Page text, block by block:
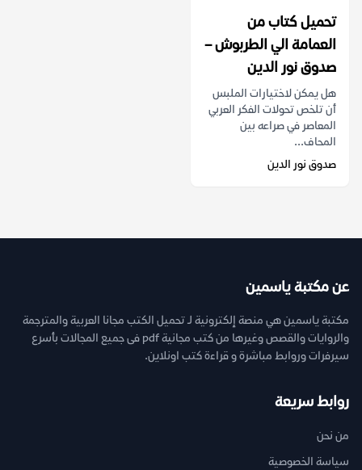
تحميل كتاب من
العمامة الي الطربوش –
صدوق نور الدين
هل يمكن لاختيارات الملبس
أن تلخص تحولات الفكر العربي
المعاصر في صراعه بين
المحاف...
صدوق نور الدين
عن مكتبة ياسمين
مكتبة ياسمين هي منصة إلكترونية لـ تحميل الكتب مجانا العربية والمترجمة
والروايات والقصص وغيرها من كتب مجانية pdf فى جميع المجالات بأسرع
سيرفرات وروابط مباشرة و قراءة كتب اونلاين.
روابط سريعة
من نحن
سياسة الخصوصية